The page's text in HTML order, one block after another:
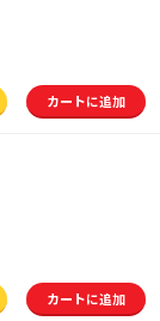
カートに追加
カートに追加